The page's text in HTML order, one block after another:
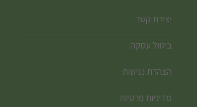
יצירת קשר
ביטול עסקה
הצהרת נגישות
מדיניות פרטיות